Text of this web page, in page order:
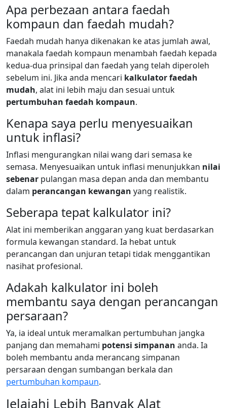
Apa perbezaan antara faedah
kompaun dan faedah mudah?
Faedah mudah hanya dikenakan ke atas jumlah awal,
manakala faedah kompaun menambah faedah kepada
kedua-dua prinsipal dan faedah yang telah diperoleh
sebelum ini. Jika anda mencari kalkulator faedah
mudah, alat ini lebih maju dan sesuai untuk
pertumbuhan faedah kompaun.
Kenapa saya perlu menyesuaikan
untuk inflasi?
Inflasi mengurangkan nilai wang dari semasa ke
semasa. Menyesuaikan untuk inflasi menunjukkan nilai
sebenar pulangan masa depan anda dan membantu
dalam perancangan kewangan yang realistik.
Seberapa tepat kalkulator ini?
Alat ini memberikan anggaran yang kuat berdasarkan
formula kewangan standard. Ia hebat untuk
perancangan dan unjuran tetapi tidak menggantikan
nasihat profesional.
Adakah kalkulator ini boleh
membantu saya dengan perancangan
persaraan?
Ya, ia ideal untuk meramalkan pertumbuhan jangka
panjang dan memahami potensi simpanan anda. Ia
boleh membantu anda merancang simpanan
persaraan dengan sumbangan berkala dan
pertumbuhan kompaun.
Jelajahi Lebih Banyak Alat